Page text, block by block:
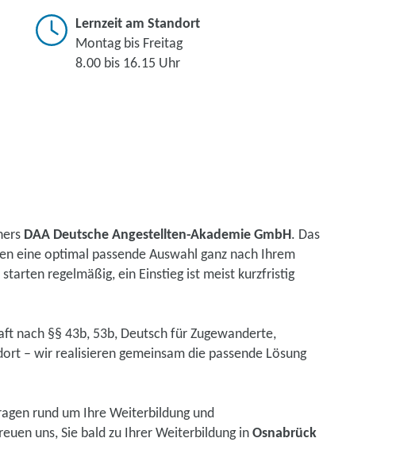
Lernzeit am Standort
Montag bis Freitag
8.00 bis 16.15 Uhr
DAA Deutsche Angestellten-Akademie GmbH. Das
eine optimal passende Auswahl ganz nach Ihrem
regelmäßig, ein Einstieg ist meist kurzfristig
nach §§ 43b, 53b, Deutsch für Zugewanderte,
– wir realisieren gemeinsam die passende Lösung
rund um Ihre Weiterbildung und
uns, Sie bald zu Ihrer Weiterbildung in Osnabrück